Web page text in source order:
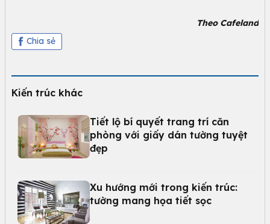
Theo Cafeland
Chia sẻ
Kiến trúc khác
Tiết lộ bí quyết trang trí căn
phòng với giấy dán tường tuyệt
đẹp
Xu hướng mới trong kiến trúc:
tường mang họa tiết sọc